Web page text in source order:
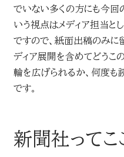
でいない多くの方にも今回
いう視点はメディア担当と
ですので、紙面出稿のみに
ディア展開を含めてどうこ
輪を広げられるか、何度
です。
新聞社ってこ